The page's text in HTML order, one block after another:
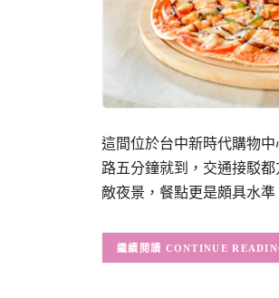
這間位於台中新時代購物
路五分鐘就到，交通接駁
敵夜景，餐點更是頗具水
CONTINUE